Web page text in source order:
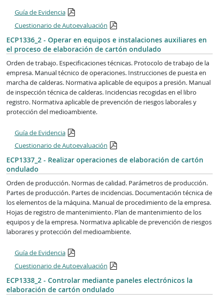
Guía de Evidencia
Cuestionario de Autoevaluación
ECP1336_2 - Operar en equipos e instalaciones auxiliares en
el proceso de elaboración de cartón ondulado
Orden de trabajo. Especificaciones técnicas. Protocolo de trabajo de la
empresa. Manual técnico de operaciones. Instrucciones de puesta en
marcha de calderas. Normativa aplicable de equipos a presión. Manual
de inspección técnica de calderas. Incidencias recogidas en el libro
registro. Normativa aplicable de prevención de riesgos laborales y
protección del medioambiente.
Guía de Evidencia
Cuestionario de Autoevaluación
ECP1337_2 - Realizar operaciones de elaboración de cartón
ondulado
Orden de producción. Normas de calidad. Parámetros de producción.
Partes de producción. Partes de incidencias. Documentación técnica de
los elementos de la máquina. Manual de procedimiento de la empresa.
Hojas de registro de mantenimiento. Plan de mantenimiento de los
equipos y de la empresa. Normativa aplicable de prevención de riesgos
laborares y protección del medioambiente.
Guía de Evidencia
Cuestionario de Autoevaluación
ECP1338_2 - Controlar mediante paneles electrónicos la
elaboración de cartón ondulado